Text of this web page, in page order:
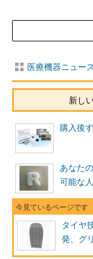
医療機器ニュー
新し
購入後
あなた
可能な
タイヤ
発、グ